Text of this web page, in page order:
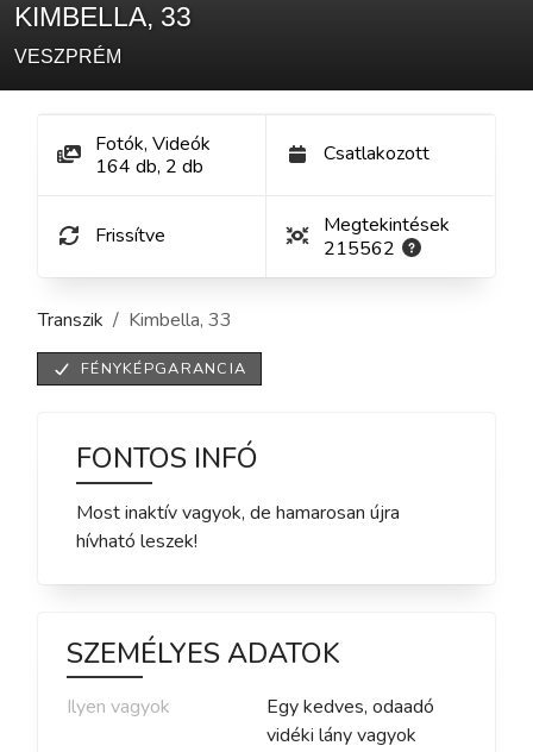
KIMBELLA, 33
VESZPRÉM
Fotók, Videók
164 db, 2 db Csatlakozott
Frissítve
Megtekintések
215562
Transzik Kimbella, 33
FÉNYKÉPGARANCIA
FONTOS INFÓ
Most inaktív vagyok, de hamarosan újra
hívható leszek!
SZEMÉLYES ADATOK
Ilyen vagyok
Egy kedves, odaadó
vidéki lány vagyok